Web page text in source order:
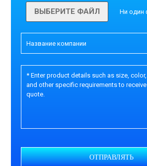
ВЫБЕРИТЕ ФАЙЛ Ни один
ОТПРАВЛЯТЬ